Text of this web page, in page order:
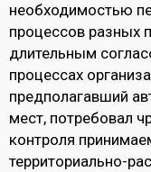
необходимостью
процессов разных
длительным
процессах
предполагавший
мест, потребовал
контроля
территориально-